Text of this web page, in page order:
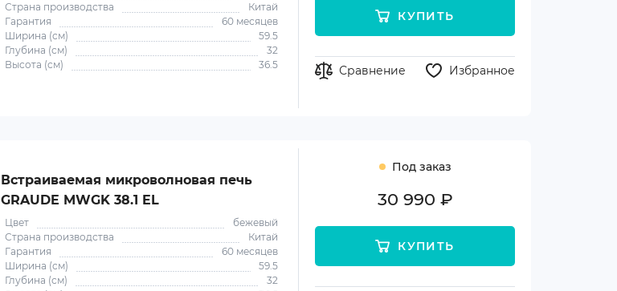
Страна производства
Китай
Гарантия
60 месяцев
Ширина (см)
59.5
Глубина (см)
32
Высота (см)
36.5 Сравнение Избранное
КУПИТЬ
Встраиваемая микроволновая печь
GRAUDE MWGK 38.1 EL
Цвет
бежевый
Страна производства
Китай
Гарантия
60 месяцев
Ширина (см)
59.5
Глубина (см)
32
Под заказ
30 990 ₽
КУПИТЬ